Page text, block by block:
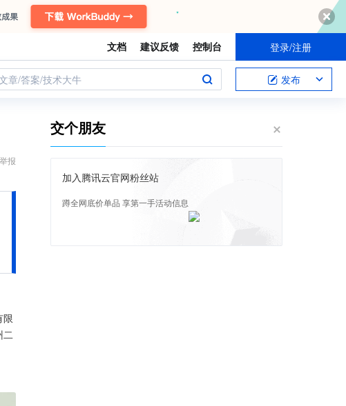
文档 建议反馈 控制台 登录/注册
章/答案/技术大牛 发布
举报
限
二
交个朋友
加入腾讯云官网粉丝站
蹲全网底价单品 享第一手活动信息